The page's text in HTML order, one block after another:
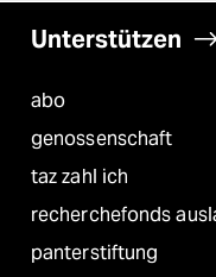
Unterstützen
abo
genossenschaft
taz zahl ich
recherchefonds
panterstiftung